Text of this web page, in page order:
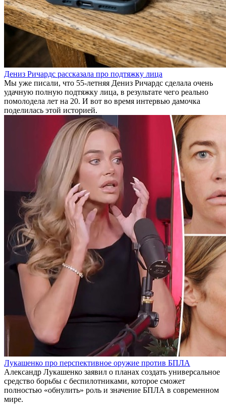
Дениз Ричардс рассказала про подтяжку лица
Мы уже писали, что 55-летняя Дениз Ричардс сделала очень
удачную полную подтяжку лица, в результате чего реально
помолодела лет на 20. И вот во время интервью дамочка
поделилась этой историей.
Лукашенко про перспективное оружие против БПЛА
Александр Лукашенко заявил о планах создать универсальное
средство борьбы с беспилотниками, которое сможет
полностью «обнулить» роль и значение БПЛА в современном
мире.